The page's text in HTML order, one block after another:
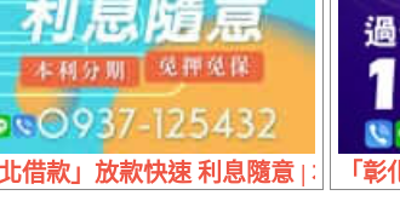
30萬內 有工作就立馬放款
北借款」放款快速 利息隨意 | 本利分
「